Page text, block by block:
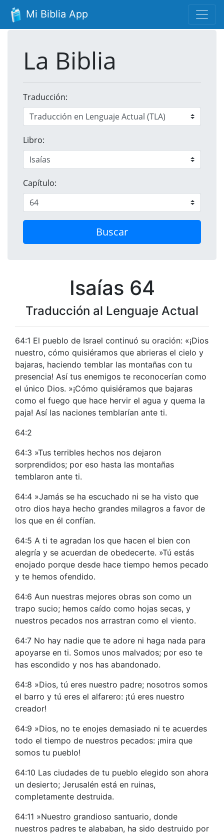
Mi Biblia App
La Biblia
Traducción:
Libro:
Capítulo:
Buscar
Isaías 64
Traducción al Lenguaje Actual
64:1 El pueblo de Israel continuó su oración: «¡Dios
nuestro, cómo quisiéramos que abrieras el cielo y
bajaras, haciendo temblar las montañas con tu
presencia! Así tus enemigos te reconocerían como
el único Dios. »¡Cómo quisiéramos que bajaras
como el fuego que hace hervir el agua y quema la
paja! Así las naciones temblarían ante ti.
64:2
64:3 »Tus terribles hechos nos dejaron
sorprendidos; por eso hasta las montañas
temblaron ante ti.
64:4 »Jamás se ha escuchado ni se ha visto que
otro dios haya hecho grandes milagros a favor de
los que en él confían.
64:5 A ti te agradan los que hacen el bien con
alegría y se acuerdan de obedecerte. »Tú estás
enojado porque desde hace tiempo hemos pecado
y te hemos ofendido.
64:6 Aun nuestras mejores obras son como un
trapo sucio; hemos caído como hojas secas, y
nuestros pecados nos arrastran como el viento.
64:7 No hay nadie que te adore ni haga nada para
apoyarse en ti. Somos unos malvados; por eso te
has escondido y nos has abandonado.
64:8 »Dios, tú eres nuestro padre; nosotros somos
el barro y tú eres el alfarero: ¡tú eres nuestro
creador!
64:9 »Dios, no te enojes demasiado ni te acuerdes
todo el tiempo de nuestros pecados: ¡mira que
somos tu pueblo!
64:10 Las ciudades de tu pueblo elegido son ahora
un desierto; Jerusalén está en ruinas,
completamente destruida.
64:11 »Nuestro grandioso santuario, donde
nuestros padres te alababan, ha sido destruido por